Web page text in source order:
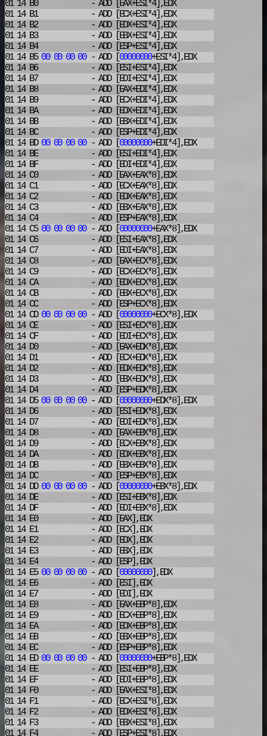
01 14 B0
- ADD[EAX+ESI*4],EDX
01 14 B1
- ADD[ECX+ESI*4],EDX
01 14 B2
- ADD[EDX+ESI*4],EDX
01 14 B3
- ADD[EBX+ESI*4],EDX
01 14 B4
- ADD[ESP+ESI*4],EDX
01 14 B5 00 00 00 00- ADD[ 00000000+ESI*4],EDX
01 14 B6
- ADD[ESI+ESI*4],EDX
01 14 B7
- ADD[EDI+ESI*4],EDX
01 14 B8
- ADD[EAX+EDI*4],EDX
01 14 B9
- ADD[ECX+EDI*4],EDX
01 14 BA
- ADD[EDX+EDI*4],EDX
01 14 BB
- ADD[EBX+EDI*4],EDX
01 14 BC
- ADD[ESP+EDI*4],EDX
01 14 BD 00 00 00 00- ADD[ 00000000+EDI*4],EDX
01 14 BE
- ADD[ESI+EDI*4],EDX
01 14 BF
- ADD[EDI+EDI*4],EDX
01 14 C0
- ADD[EAX+EAX*8],EDX
01 14 C1
- ADD[ECX+EAX*8],EDX
01 14 C2
- ADD[EDX+EAX*8],EDX
01 14 C3
- ADD[EBX+EAX*8],EDX
01 14 C4
- ADD[ESP+EAX*8],EDX
01 14 C5 00 00 00 00- ADD[ 00000000+EAX*8],EDX
01 14 C6
- ADD[ESI+EAX*8],EDX
01 14 C7
- ADD[EDI+EAX*8],EDX
01 14 C8
- ADD[EAX+ECX*8],EDX
01 14 C9
- ADD[ECX+ECX*8],EDX
01 14 CA
- ADD[EDX+ECX*8],EDX
01 14 CB
- ADD[EBX+ECX*8],EDX
01 14 CC
- ADD[ESP+ECX*8],EDX
01 14 CD 00 00 00 00- ADD[ 00000000+ECX*8],EDX
01 14 CE
- ADD[ESI+ECX*8],EDX
01 14 CF
- ADD[EDI+ECX*8],EDX
01 14 D0
- ADD[EAX+EDX*8],EDX
01 14 D1
- ADD[ECX+EDX*8],EDX
01 14 D2
- ADD[EDX+EDX*8],EDX
01 14 D3
- ADD[EBX+EDX*8],EDX
01 14 D4
- ADD[ESP+EDX*8],EDX
01 14 D5 00 00 00 00- ADD[ 00000000+EDX*8],EDX
01 14 D6
- ADD[ESI+EDX*8],EDX
01 14 D7
- ADD[EDI+EDX*8],EDX
01 14 D8
- ADD[EAX+EBX*8],EDX
01 14 D9
- ADD[ECX+EBX*8],EDX
01 14 DA
- ADD[EDX+EBX*8],EDX
01 14 DB
- ADD[EBX+EBX*8],EDX
01 14 DC
- ADD[ESP+EBX*8],EDX
01 14 DD 00 00 00 00- ADD[ 00000000+EBX*8],EDX
01 14 DE
- ADD[ESI+EBX*8],EDX
01 14 DF
- ADD[EDI+EBX*8],EDX
01 14 E0
- ADD[EAX],EDX
01 14 E1
- ADD[ECX],EDX
01 14 E2
- ADD[EDX],EDX
01 14 E3
- ADD[EBX],EDX
01 14 E4
- ADD[ESP],EDX
01 14 E5 00 00 00 00- ADD[ 00000000],EDX
01 14 E6
- ADD[ESI],EDX
01 14 E7
- ADD[EDI],EDX
01 14 E8
- ADD[EAX+EBP*8],EDX
01 14 E9
- ADD[ECX+EBP*8],EDX
01 14 EA
- ADD[EDX+EBP*8],EDX
01 14 EB
- ADD[EBX+EBP*8],EDX
01 14 EC
- ADD[ESP+EBP*8],EDX
01 14 ED 00 00 00 00- ADD[ 00000000+EBP*8],EDX
01 14 EE
- ADD[ESI+EBP*8],EDX
01 14 EF
- ADD[EDI+EBP*8],EDX
01 14 F0
- ADD[EAX+ESI*8],EDX
01 14 F1
- ADD[ECX+ESI*8],EDX
01 14 F2
- ADD[EDX+ESI*8],EDX
01 14 F3
- ADD[EBX+ESI*8],EDX
01 14 F4
- ADD[ESP+ESI*8],EDX